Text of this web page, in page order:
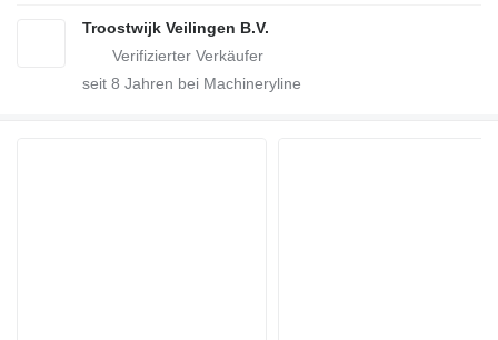
Troostwijk Veilingen B.V.
seit 8 Jahren bei Machineryline